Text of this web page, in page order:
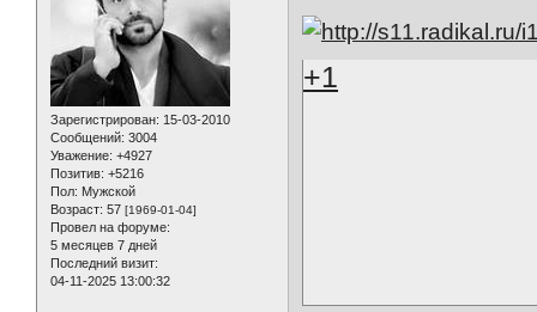
Зарегистрирован: 15-03-2010
Сообщений: 3004
Уважение: +4927
Позитив: +5216
Пол: Мужской
Возраст: 57 [1969-01-04]
Провел на форуме:
5 месяцев 7 дней
Последний визит:
04-11-2025 13:00:32
+1